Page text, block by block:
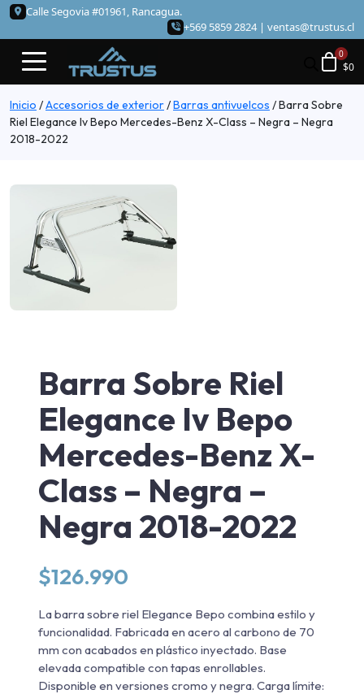
Calle Segovia #01961, Rancagua.
+569 5859 2824 | ventas@trustus.cl
$0
Inicio /Accesorios de exterior/Barras antivuelcos /Barra Sobre
Riel Elegance Iv Bepo Mercedes-Benz X-Class – Negra – Negra
2018-2022
Barra Sobre Riel
Elegance Iv Bepo
Mercedes-Benz X-
Class – Negra –
Negra 2018-2022
$126.990
La barra sobre riel Elegance Bepo combina estilo y
funcionalidad. Fabricada en acero al carbono de 70
mm con acabados en plástico inyectado. Base
elevada compatible con tapas enrollables.
Disponible en versiones cromo y negra. Carga límite: